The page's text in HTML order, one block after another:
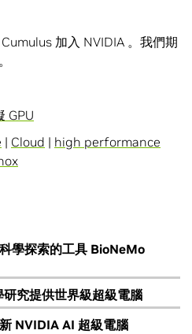
加入 NVIDIA 。我們期
GPU
| Cloud | high performance
學探索的工具 BioNeMo
究提供世界級超級電腦
NVIDIA AI 超級電腦